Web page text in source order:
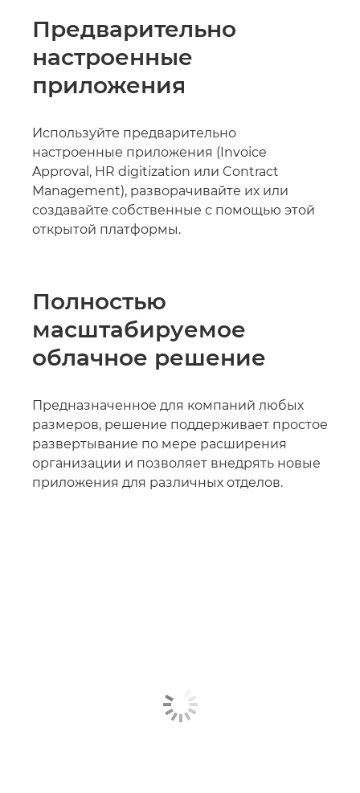
Предварительно
настроенные
приложения
Используйте предварительно
настроенные приложения (Invoice
Approval, HR digitization или Contract
Management), разворачивайте их или
создавайте собственные с помощью этой
открытой платформы.
Полностью
масштабируемое
облачное решение
Предназначенное для компаний любых
размеров, решение поддерживает простое
развертывание по мере расширения
организации и позволяет внедрять новые
приложения для различных отделов.